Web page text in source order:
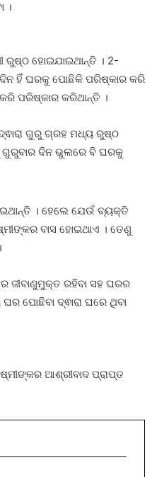
।
ରୁଷ୍ଠ ହୋଇଯାଇଥାନ୍ତି । 2-
ଦିନ ହିଁ ଘରକୁ ପୋଛିକି ପରିଷ୍କାର କରି
ପରିଷ୍କାର କରିଥାନ୍ତି ।
ଗୁରୁ ଗ୍ରହ ମଧ୍ୟ ରୁଷ୍ଠ
ଗୁରୁବାର ଦିନ ଭୁଲରେ ବି ଘରକୁ
। ହେଲେ ଯେଉଁ ବ୍ୟକ୍ତି
ବାସ ହୋଇଥାଏ । ତେଣୁ
ଜୀବାଣୁମୁକ୍ତ ରହିବା ସହ ଘରର
ପୋଛିବା ଦ୍ଵାରା ଘରେ ଥିବା
ଆଶ୍ରୀବାଦ ପ୍ରାପ୍ତ